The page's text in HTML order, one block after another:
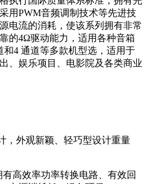
用PWM音频调制技术等先进技
电流的消耗，使该系列拥有非常
的4Ω驱动能力，适用各种音箱
4 通道等多款机型选，适用于
、娱乐项目、电影院及各类商业
，外观新颖、轻巧型设计重量
高效率功率转换电路、有效回